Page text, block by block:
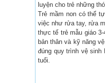
luyện cho trẻ những
Trẻ mầm non có thể
việc như rửa tay, rửa
thực tế trẻ mẫu giáo
bản thân và kỹ năng
đúng quy trình vệ sinh
tuổi.